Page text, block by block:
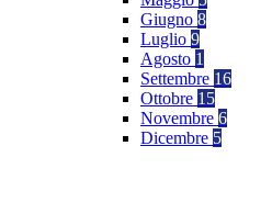
Giugno 8
Luglio 9
Agosto 1
Settembre 16
Ottobre 15
Novembre 6
Dicembre 5